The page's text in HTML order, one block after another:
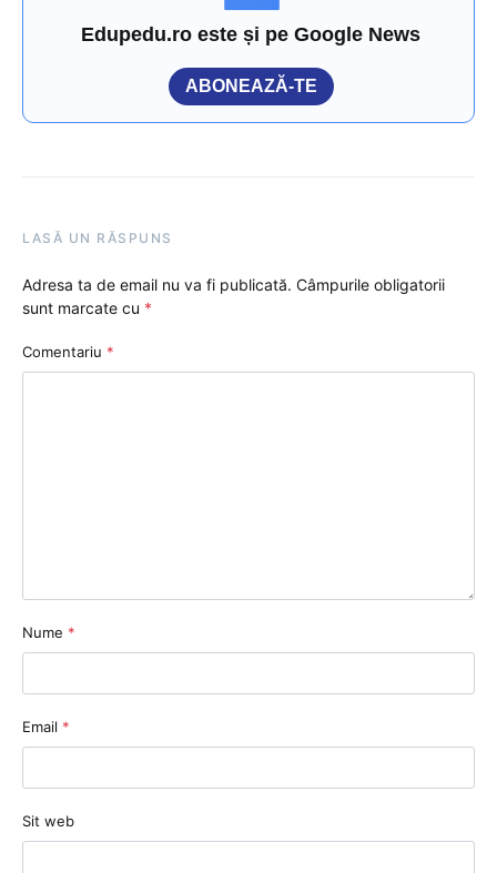
Edupedu.ro este și pe Google News
ABONEAZĂ-TE
LASĂ UN RĂSPUNS
Adresa ta de email nu va fi publicată. Câmpurile obligatorii
sunt marcate cu *
Comentariu *
Nume *
Email *
Sit web